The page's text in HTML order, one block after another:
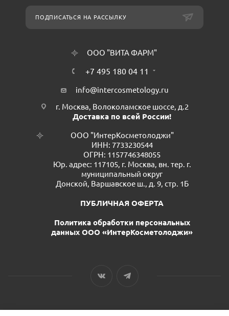
ПОДПИСАТЬСЯ НА РАССЫЛКУ
ООО "ВИТА ФАРМ"
+7 495 180 04 11
info@intercosmetology.ru
г. Москва, Волоколамское шоссе, д.2
Доставка по всей России!
ООО "ИнтерКосметолоджи"
ИНН: 7733230544
ОГРН: 1157746348055
Юр. адрес: 117105, г. Москва, вн. тер. г.
муниципальный округ
Донской, Варшавское ш., д. 9, стр. 1Б
ПУБЛИЧНАЯ ОФЕРТА
Политика обработки персональных
данных ООО «ИнтерКосметолоджи»